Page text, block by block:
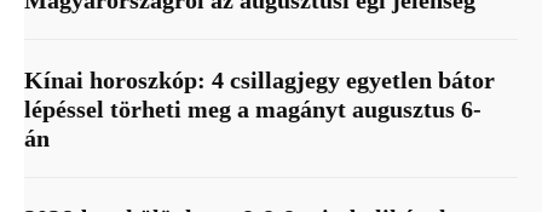
Kínai horoszkóp: 4 csillagjegy egyetlen bátor
lépéssel törheti meg a magányt augusztus 6-
án